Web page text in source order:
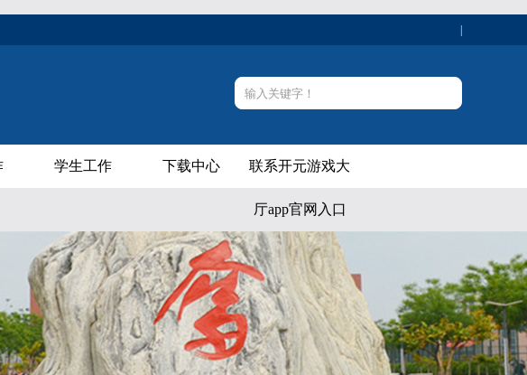
学生工作 下载中心 联系开元游戏大
厅app官网入口